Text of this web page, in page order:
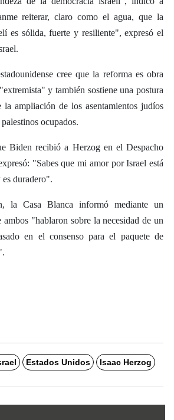
reiterar, claro como el agua, que la
es sólida, fuerte y resiliente", expresó el
cree que la reforma es obra
y también sostiene una postura
la ampliación de los asentamientos judíos
ocupados.
Biden recibió a Herzog en el Despacho
"Sabes que mi amor por Israel está
duradero".
la Casa Blanca informó mediante un
ambos "hablaron sobre la necesidad de un
en el consenso para el paquete de
Estados Unidos Isaac Herzog